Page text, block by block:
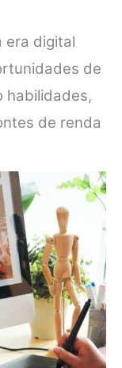
era digital
de
habilidades,
de renda